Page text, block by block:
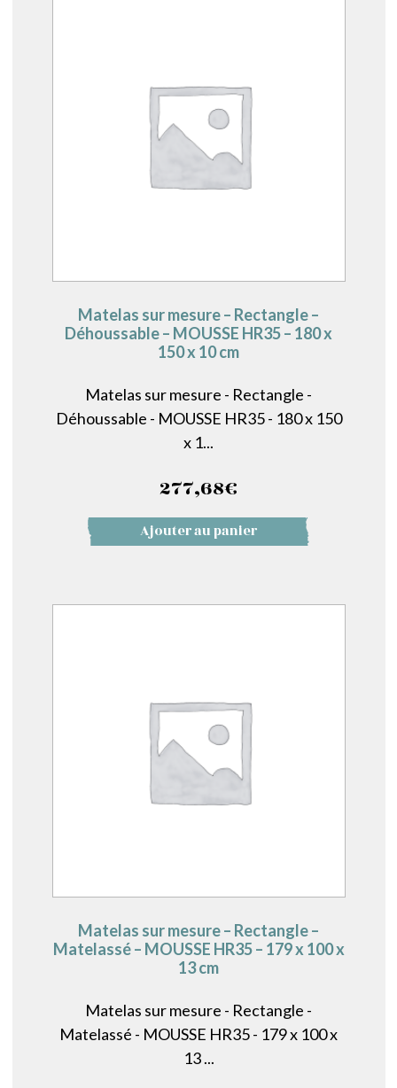
Matelas sur mesure – Rectangle –
Déhoussable – MOUSSE HR35 – 180 x
150 x 10 cm
Matelas sur mesure - Rectangle -
Déhoussable - MOUSSE HR35 - 180 x 150
x 1...
277,68€
Ajouter au panier
Matelas sur mesure – Rectangle –
Matelassé – MOUSSE HR35 – 179 x 100 x
13 cm
Matelas sur mesure - Rectangle -
Matelassé - MOUSSE HR35 - 179 x 100 x
13 ...